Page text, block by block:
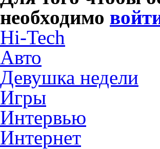
необходимо
Hi-Tech
Авто
Девушка недели
Игры
Интервью
Интернет